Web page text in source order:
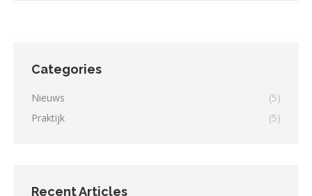
Categories
Nieuws
(5)
Praktijk
(5)
Recent Articles